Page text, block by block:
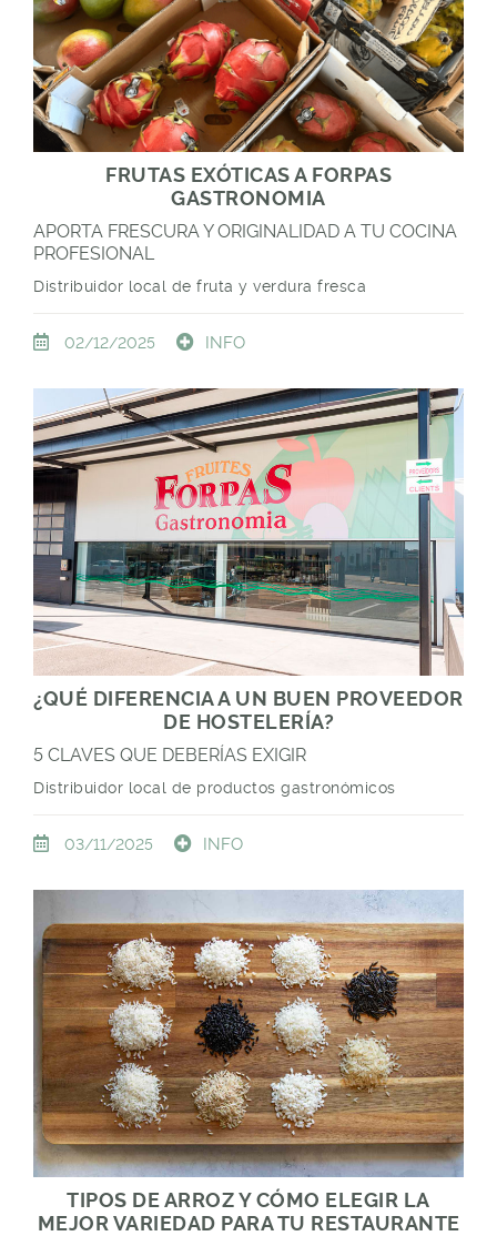
FRUTAS EXÓTICAS A FORPAS
GASTRONOMIA
APORTA FRESCURA Y ORIGINALIDAD A TU COCINA
PROFESIONAL
Distribuidor local de fruta y verdura fresca
02/12/2025 INFO
¿QUÉ DIFERENCIA A UN BUEN PROVEEDOR
DE HOSTELERÍA?
5 CLAVES QUE DEBERÍAS EXIGIR
Distribuidor local de productos gastronómicos
03/11/2025 INFO
TIPOS DE ARROZ Y CÓMO ELEGIR LA
MEJOR VARIEDAD PARA TU RESTAURANTE